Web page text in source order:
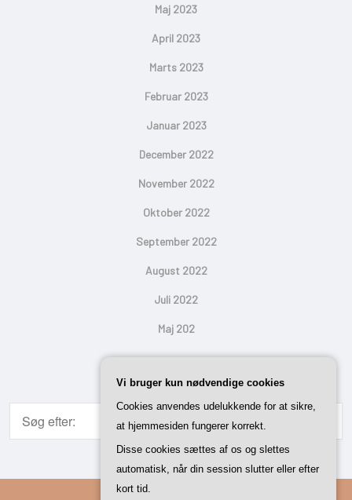
Maj 2023
April 2023
Marts 2023
Februar 2023
Januar 2023
December 2022
November 2022
Oktober 2022
September 2022
August 2022
Juli 2022
Maj 202
Vi bruger kun nødvendige cookies
Cookies anvendes udelukkende for at sikre,
at hjemmesiden fungerer korrekt.
Disse cookies sættes af os og slettes
automatisk, når din session slutter eller efter
kort tid.